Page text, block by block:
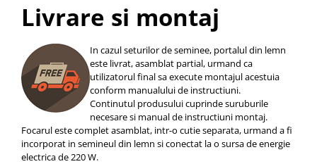
Livrare si montaj
In cazul seturilor de seminee, portalul din lemn
este livrat, asamblat partial, urmand ca
utilizatorul final sa execute montajul acestuia
conform manualului de instructiuni.
Continutul produsului cuprinde suruburile
necesare si manual de instructiuni montaj.
Focarul este complet asamblat, intr-o cutie separata, urmand a fi
incorporat in semineul din lemn si conectat la o sursa de energie
electrica de 220 W.